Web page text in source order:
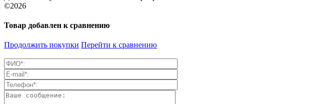
©2026
Товар добавлен к сравнению
Продолжить покупки Перейти к сравнению